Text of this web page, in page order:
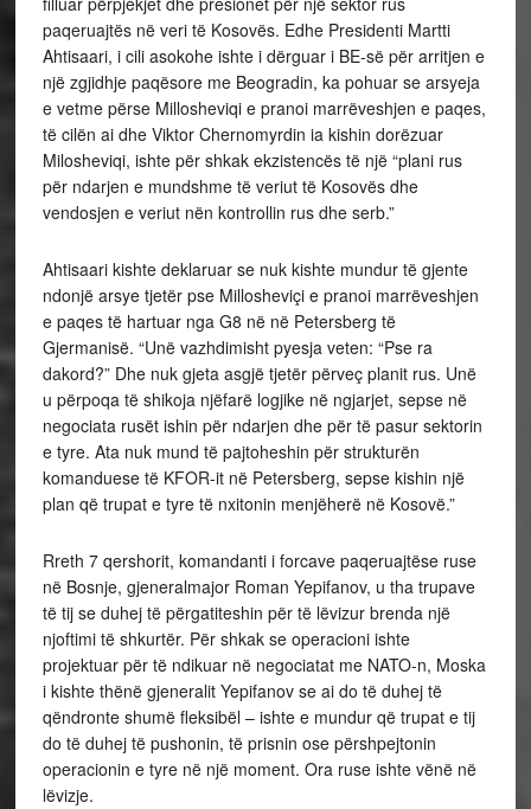
paqeruajtës në veri të Kosovës. Edhe Presidenti Martti
Ahtisaari, i cili asokohe ishte i dërguar i BE-së për arritjen e
një zgjidhje paqësore me Beogradin, ka pohuar se arsyeja
e vetme përse Millosheviqi e pranoi marrëveshjen e paqes,
të cilën ai dhe Viktor Chernomyrdin ia kishin dorëzuar
Milosheviqi, ishte për shkak ekzistencës të një “plani rus
për ndarjen e mundshme të veriut të Kosovës dhe
vendosjen e veriut nën kontrollin rus dhe serb.”
Ahtisaari kishte deklaruar se nuk kishte mundur të gjente
ndonjë arsye tjetër pse Millosheviçi e pranoi marrëveshjen
e paqes të hartuar nga G8 në në Petersberg të
Gjermanisë. “Unë vazhdimisht pyesja veten: “Pse ra
dakord?” Dhe nuk gjeta asgjë tjetër përveç planit rus. Unë
u përpoqa të shikoja njëfarë logjike në ngjarjet, sepse në
negociata rusët ishin për ndarjen dhe për të pasur sektorin
e tyre. Ata nuk mund të pajtoheshin për strukturën
komanduese të KFOR-it në Petersberg, sepse kishin një
plan që trupat e tyre të nxitonin menjëherë në Kosovë.”
Rreth 7 qershorit, komandanti i forcave paqeruajtëse ruse
në Bosnje, gjeneralmajor Roman Yepifanov, u tha trupave
të tij se duhej të përgatiteshin për të lëvizur brenda një
njoftimi të shkurtër. Për shkak se operacioni ishte
projektuar për të ndikuar në negociatat me NATO-n, Moska
i kishte thënë gjeneralit Yepifanov se ai do të duhej të
qëndronte shumë fleksibël – ishte e mundur që trupat e tij
do të duhej të pushonin, të prisnin ose përshpejtonin
operacionin e tyre në një moment. Ora ruse ishte vënë në
lëvizje.